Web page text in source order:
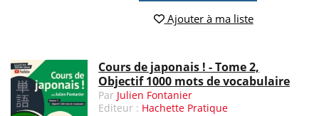
Ajouter à ma liste
Cours de japonais ! - Tome 2,
Objectif 1000 mots de vocabulaire
Par Julien Fontanier
Editeur : Hachette Pratique